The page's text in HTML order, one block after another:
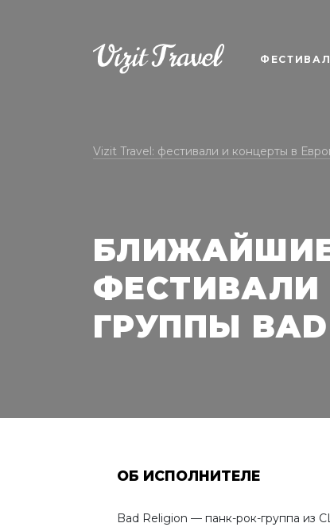
Vizit Travel: фестивали и концерты в
ФЕСТИВАЛИ
ГРУППЫ BAD
ОБ ИСПОЛНИТЕЛЕ
Bad Religion — панк-рок-группа